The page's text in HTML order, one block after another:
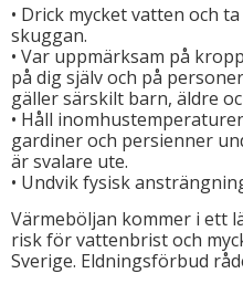
• Drick mycket vatten och
skuggan.
• Var uppmärksam på
på dig själv och på
gäller särskilt barn, äldre
• Håll
gardiner och persienner
är svalare ute.
• Undvik fysisk
Värmeböljan kommer i ett
risk för vattenbrist och
Sverige. Eldningsförbud